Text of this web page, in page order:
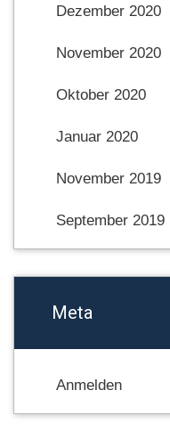
Dezember 2020
November 2020
Oktober 2020
Januar 2020
November 2019
September 2019
Meta
Anmelden